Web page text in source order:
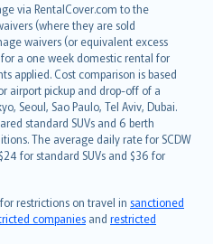
via RentalCover.com to the
(where they are sold
waivers (or equivalent excess
a one week domestic rental for
applied. Cost comparison is based
airport pickup and drop-off of a
Seoul, Sao Paulo, Tel Aviv, Dubai.
standard SUVs and 6 berth
The average daily rate for SCDW
for standard SUVs and $36 for
restrictions on travel in sanctioned
companies and restricted